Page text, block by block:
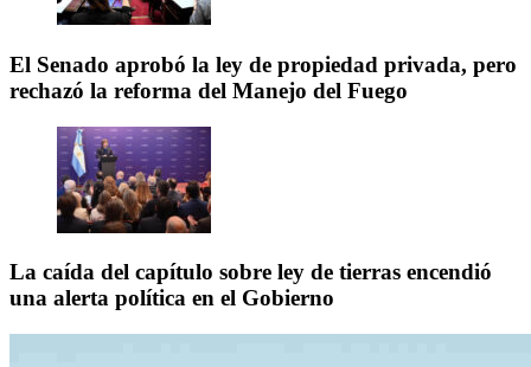
El Senado aprobó la ley de propiedad privada, pero
rechazó la reforma del Manejo del Fuego
La caída del capítulo sobre ley de tierras encendió
una alerta política en el Gobierno